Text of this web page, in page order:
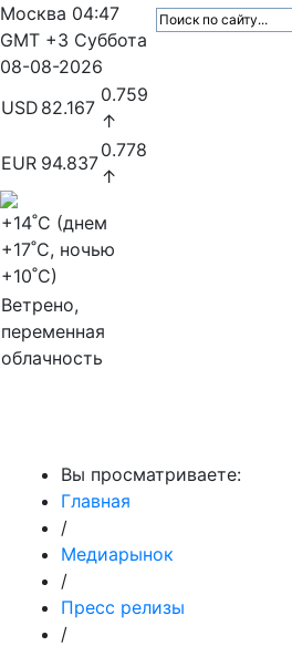
Москва 04:47
GMT +3 Суббота
08-08-2026
USD 82.167
0.759
↑
EUR 94.837
0.778
↑
+14˚C (днем
+17˚C, ночью
+10˚C)
Ветрено,
переменная
облачность
Вы просматриваете:
Главная
/
Медиарынок
/
Пресс релизы
/